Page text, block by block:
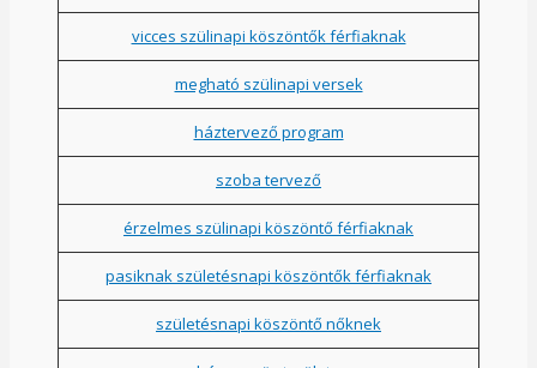
vicces szülinapi köszöntők férfiaknak
megható szülinapi versek
háztervező program
szoba tervező
érzelmes szülinapi köszöntő férfiaknak
pasiknak születésnapi köszöntők férfiaknak
születésnapi köszöntő nőknek